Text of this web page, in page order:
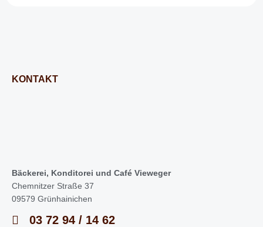
KONTAKT
Bäckerei, Konditorei und Café Vieweger
Chemnitzer Straße 37
09579 Grünhainichen
03 72 94 / 14 62